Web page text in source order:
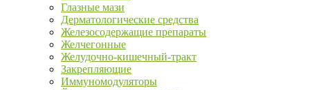
Глазные мази
Дерматологические средства
Железосодержащие препараты
Желчегонные
Желудочно-кишечный-тракт
Закрепляющие
Иммуномодуляторы